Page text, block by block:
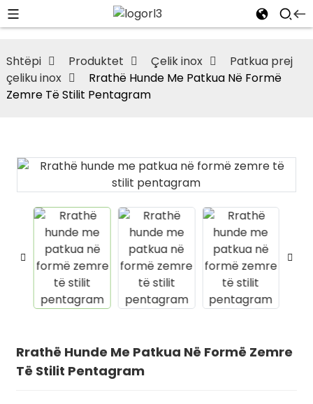
Shtëpi Produktet Çelik inox
Patkua prej
çeliku inox
Rrathë Hunde Me Patkua Në Formë
Zemre Të Stilit Pentagram
Rrathë Hunde Me Patkua Në Formë Zemre
Të Stilit Pentagram